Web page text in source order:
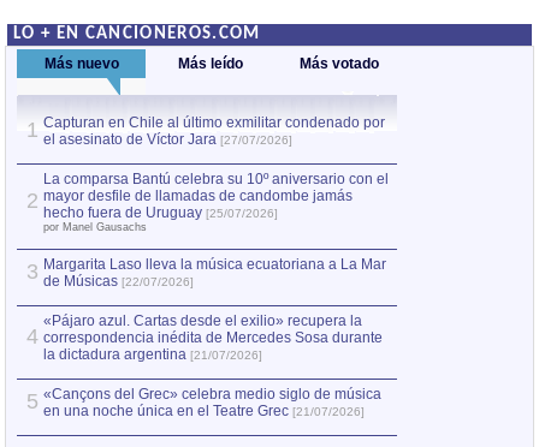
LO + EN CANCIONEROS.COM
Más nuevo Más leído Más votado
1 Capturan en Chile al último exmilitar condenado por
el asesinato de Víctor Jara [27/07/2026]
2
La comparsa Bantú celebra su 10º aniversario con el
mayor desfile de llamadas de candombe jamás
hecho fuera de Uruguay [25/07/2026]
por Manel Gausachs
3 Margarita Laso lleva la música ecuatoriana a La Mar
de Músicas [22/07/2026]
4
«Pájaro azul. Cartas desde el exilio» recupera la
correspondencia inédita de Mercedes Sosa durante
la dictadura argentina [21/07/2026]
5 «Cançons del Grec» celebra medio siglo de música
en una noche única en el Teatre Grec [21/07/2026]